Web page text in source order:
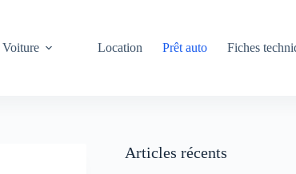
Voiture Location Prêt auto Fiches
Articles récents